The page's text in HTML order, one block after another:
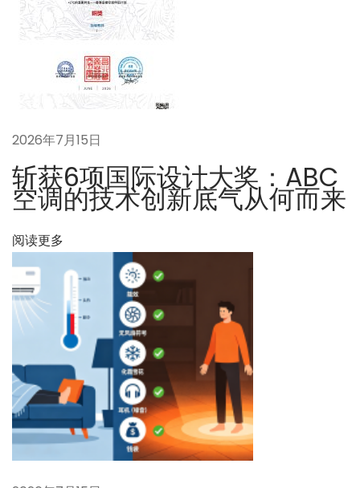
业
：
急
需
一
场
“
舒
适
革
命
？
下
一
篇
文
跨
越
“
关
税
2026年7月15日
斩获6项国际设计大奖：ABC
空调的技术创新底气从何而来
阅读更多